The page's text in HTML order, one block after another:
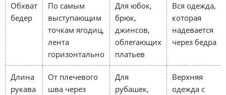
Обхват
бедер
По самым
выступающим
точкам ягодиц,
лента
горизонтально
Для юбок,
брюк,
джинсов,
облегающих
платьев
Вся одежда,
которая
надевается
через бедра
Длина
рукава
От плечевого
шва через
Для
рубашек,
Верхняя
одежда с